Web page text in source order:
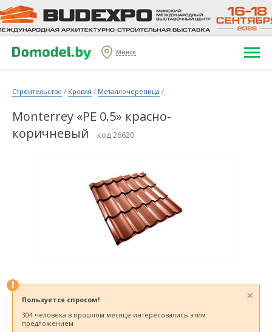
Минск
Строительство / Кровля / Металлочерепица /
Monterrey «PE 0.5» красно-
коричневый
код 26620
!
×
Пользуется спросом!
304 человека в прошлом месяце интересовались этим
предложением